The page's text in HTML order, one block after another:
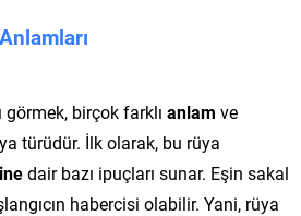
birçok farklı anlam ve
türüdür. İlk olarak, bu rüya
dair bazı ipuçları sunar. Eşin sakal
habercisi olabilir. Yani, rüya